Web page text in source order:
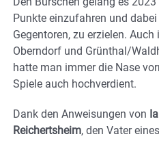
Punkte einzufahren und
Gegentoren, zu erzielen.
Oberndorf und Grünthal/
hatte man immer die Nase
Spiele auch hochverdient.
Dank den Anweisungen von
Reichertsheim, den Vater